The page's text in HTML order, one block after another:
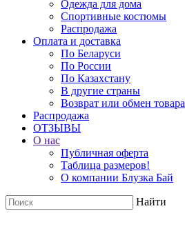
Одежда для дома
Спортивные костюмы
Распродажа
Оплата и доставка
По Беларуси
По России
По Казахстану
В другие страны
Возврат или обмен товара
Распродажа
ОТЗЫВЫ
О нас
Публичная оферта
Таблица размеров!
О компании Блузка Бай
Найти